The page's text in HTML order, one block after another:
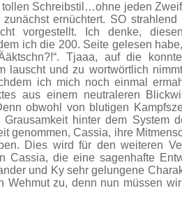
Schreibstil…ohne jeden
zunächst ernüchtert. SO
vorgestellt. Ich denke,
ich die 200. Seite gelesen
Tjaaa, auf die
lauscht und zu wortwörtlich
ich mich noch einmal
aus einem neutraleren
obwohl von blutigen
hinter dem System
genommen, Cassia, ihre
Dies wird für den weiteren
Cassia, die eine sagenhafte
und Ky sehr gelungene
Wehmut zu, denn nun müssen